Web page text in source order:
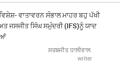
ਵਾਤਾਵਰਨ ਸੰਭਾਲ ਮਾਹਰ ਬਹੁ ਪੱਖੀ
ਜਸਜੀਤ ਸਿੰਘ ਸਮੁੰਦਰੀ (IFS)ਨੂੰ ਯਾਦ
ਸਰਬਜੀਤ ਧਾਲੀਵਾਲ
writer